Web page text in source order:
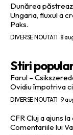
Dunărea
Ungaria, fluxul a
Paks.
DIVERSE NOUTATI 8
Stiri
Farul –
Ovidiu împotriva
DIVERSE NOUTATI 9
CFR Cluj a ajuns
Comentariile lui